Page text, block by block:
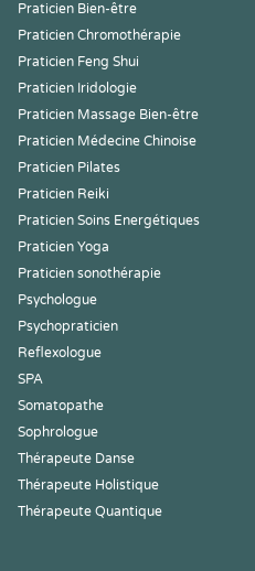
Praticien Bien-être
Praticien Chromothérapie
Praticien Feng Shui
Praticien Iridologie
Praticien Massage Bien-être
Praticien Médecine Chinoise
Praticien Pilates
Praticien Reiki
Praticien Soins Energétiques
Praticien Yoga
Praticien sonothérapie
Psychologue
Psychopraticien
Reflexologue
SPA
Somatopathe
Sophrologue
Thérapeute Danse
Thérapeute Holistique
Thérapeute Quantique